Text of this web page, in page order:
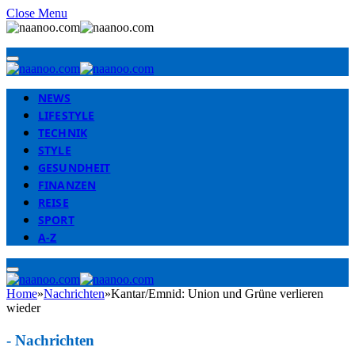
Close Menu
NEWS
LIFESTYLE
TECHNIK
STYLE
GESUNDHEIT
FINANZEN
REISE
SPORT
A-Z
Home»Nachrichten»Kantar/Emnid: Union und Grüne verlieren
wieder
- Nachrichten